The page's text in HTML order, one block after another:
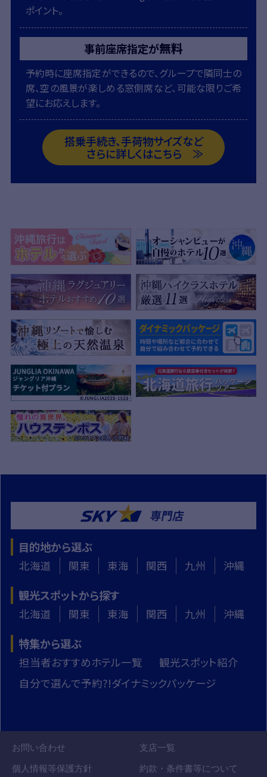
搭乗手続き、手荷物サイズなど
さらに詳しくはこちら ≫
ポイント。
事前座席指定が無料
予約時に座席指定ができるので、グループで隣同士の
席、空の風景が楽しめる窓側席など、可能な限りご希
望にお応えします。
目的地から選ぶ
北海道 関東 東海 関西 九州 沖縄
観光スポットから探す
北海道 関東 東海 関西 九州 沖縄
特集から選ぶ
担当者おすすめホテル一覧
観光スポット紹介
自分で選んで予約?!ダイナミックパッケージ
お問い合わせ 支店一覧
個人情報等保護方針 約款・条件書等について